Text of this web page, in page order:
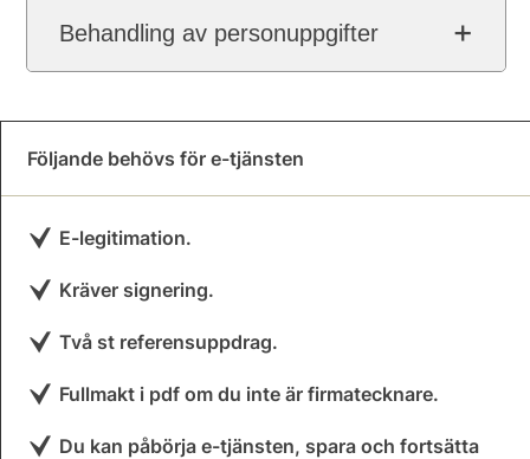
Behandling av personuppgifter
Följande behövs för e-tjänsten
E-legitimation.
Kräver signering.
Två st referensuppdrag.
Fullmakt i pdf om du inte är firmatecknare.
Du kan påbörja e-tjänsten, spara och fortsätta